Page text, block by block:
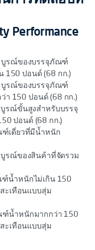
Performance
บูรณ์ของบรรจุภัณฑ์
150 ปอนด์ (68 กก.)
บูรณ์ของบรรจุภัณฑ์
150 ปอนด์ (68 กก.)
รณ์ขั้นสูงสำหรับบรรจุ
ปอนด์ (68 กก.)
เดี่ยวที่มีน้ำหนัก
รณ์ของสินค้าที่จัดรวม
น้ำหนักไม่เกิน 150
ะเทือนแบบสุ่ม
น้ำหนักมากกว่า 150
ะเทือนแบบสุ่ม